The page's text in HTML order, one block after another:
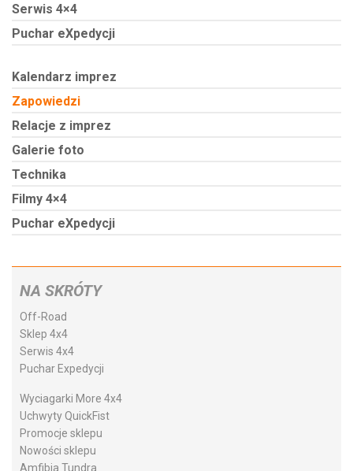
Serwis 4×4
Puchar eXpedycji
Kalendarz imprez
Zapowiedzi
Relacje z imprez
Galerie foto
Technika
Filmy 4×4
Puchar eXpedycji
NA SKRÓTY
Off-Road
Sklep 4x4
Serwis 4x4
Puchar Expedycji
Wyciagarki More 4x4
Uchwyty QuickFist
Promocje sklepu
Nowości sklepu
Amfibia Tundra